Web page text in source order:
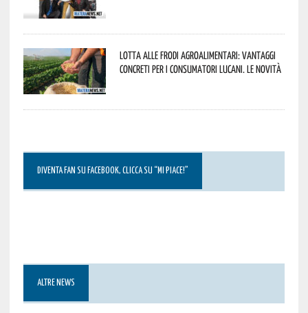
Lotta alle frodi agroalimentari: vantaggi
concreti per i consumatori lucani. Le novità
DIVENTA FAN SU FACEBOOK, CLICCA SU “MI PIACE!”
ALTRE NEWS